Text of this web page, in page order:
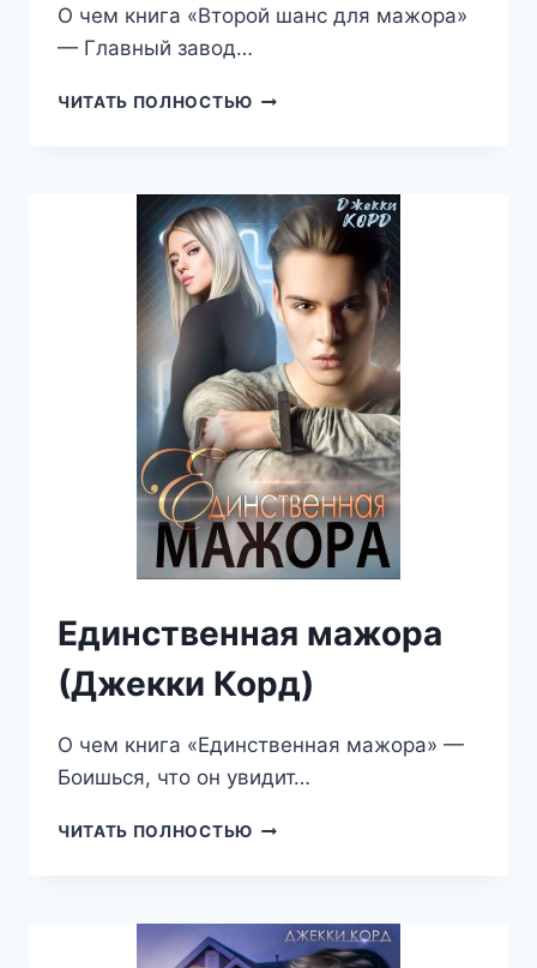
О чем книга «Второй шанс для мажора»
— Главный завод…
ЧИТАТЬ ПОЛНОСТЬЮ ВТОРОЙ
(ДЖЕККИ
КОРД)
Единственная мажора
(Джекки Корд)
О чем книга «Единственная мажора» —
Боишься, что он увидит…
ЧИТАТЬ ПОЛНОСТЬЮ ЕДИНСТВЕННАЯ